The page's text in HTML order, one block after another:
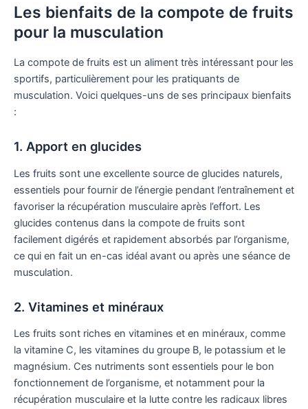
Les bienfaits de la compote de fruits
pour la musculation
La compote de fruits est un aliment très intéressant pour les
sportifs, particulièrement pour les pratiquants de
musculation. Voici quelques-uns de ses principaux bienfaits
:
1. Apport en glucides
Les fruits sont une excellente source de glucides naturels,
essentiels pour fournir de l’énergie pendant l’entraînement et
favoriser la récupération musculaire après l’effort. Les
glucides contenus dans la compote de fruits sont
facilement digérés et rapidement absorbés par l’organisme,
ce qui en fait un en-cas idéal avant ou après une séance de
musculation.
2. Vitamines et minéraux
Les fruits sont riches en vitamines et en minéraux, comme
la vitamine C, les vitamines du groupe B, le potassium et le
magnésium. Ces nutriments sont essentiels pour le bon
fonctionnement de l’organisme, et notamment pour la
récupération musculaire et la lutte contre les radicaux libres